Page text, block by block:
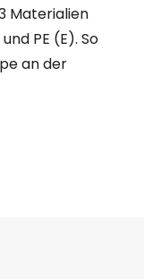
Materialien
PE (E). So
an der